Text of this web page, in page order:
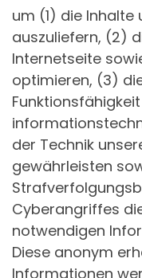
um (1) die
auszuliefern, (2)
Internetseite
optimieren, (3)
der Technik
gewährleisten
Cyberangriffes
notwendigen
Diese anonym
Informationen